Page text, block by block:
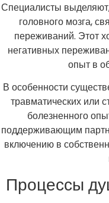
Специалисты
головного мозга,
переживаний. Этот
негативных
опыт в
В особенности
травматических или
болезненного
поддерживающим
включению в
Процессы